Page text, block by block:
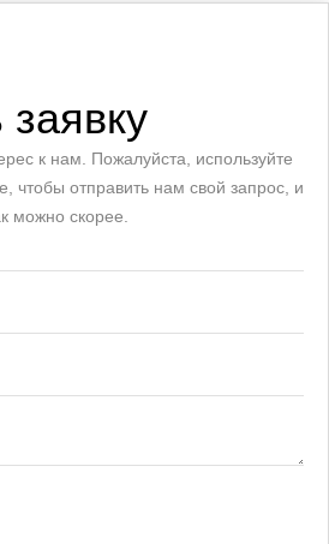
к нам. Пожалуйста, используйте
чтобы отправить нам свой запрос, и
можно скорее.